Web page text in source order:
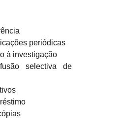
periódicas
à investigação
selectiva de